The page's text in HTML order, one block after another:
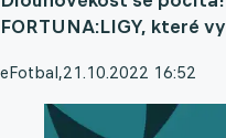
FORTUNA:LIGY, které
eFotbal,21.10.2022 16:52